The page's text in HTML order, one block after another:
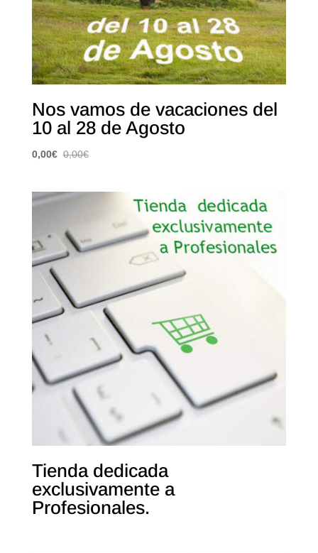
Nos vamos de vacaciones del
10 al 28 de Agosto
0,00€ 0,00€
Tienda dedicada
exclusivamente a
Profesionales.